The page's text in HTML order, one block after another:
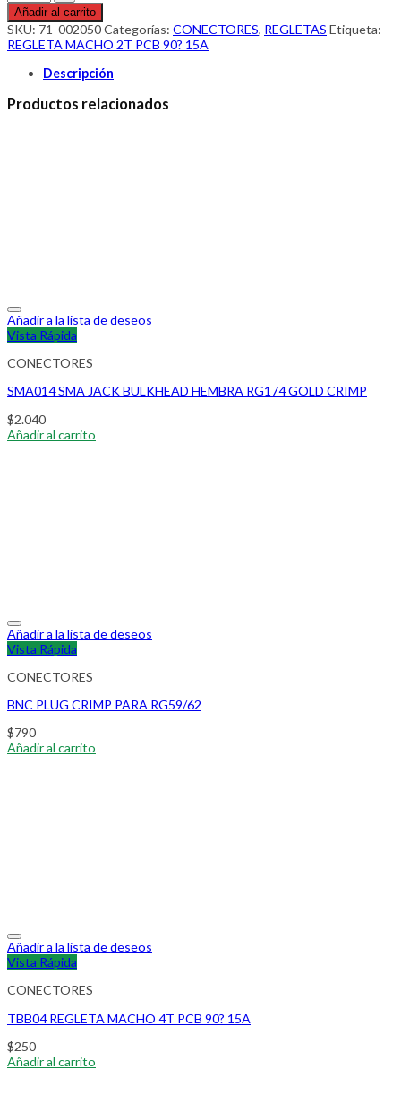
Añadir al carrito
SKU: 71-002050Categorías: CONECTORES, REGLETAS Etiqueta:
REGLETA MACHO 2T PCB 90? 15A
Descripción
Productos relacionados
Añadir a la lista de deseos
Vista Rápida
CONECTORES
SMA014 SMA JACK BULKHEAD HEMBRA RG174 GOLD CRIMP
$2.040
Añadir al carrito
Añadir a la lista de deseos
Vista Rápida
CONECTORES
BNC PLUG CRIMP PARA RG59/62
$790
Añadir al carrito
Añadir a la lista de deseos
Vista Rápida
CONECTORES
TBB04 REGLETA MACHO 4T PCB 90? 15A
$250
Añadir al carrito